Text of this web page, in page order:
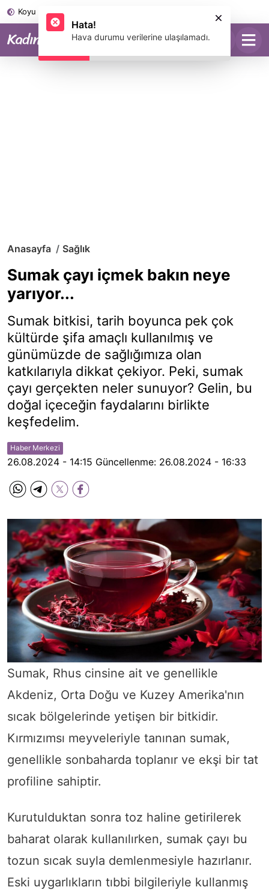
Koyu Mod
Anasayfa Sağlık
Sumak çayı içmek bakın neye
yarıyor...
Sumak bitkisi, tarih boyunca pek çok
kültürde şifa amaçlı kullanılmış ve
günümüzde de sağlığımıza olan
katkılarıyla dikkat çekiyor. Peki, sumak
çayı gerçekten neler sunuyor? Gelin, bu
doğal içeceğin faydalarını birlikte
keşfedelim.
Haber Merkezi
26.08.2024 - 14:15 Güncellenme: 26.08.2024 - 16:33
Sumak, Rhus cinsine ait ve genellikle
Akdeniz, Orta Doğu ve Kuzey Amerika'nın
sıcak bölgelerinde yetişen bir bitkidir.
Kırmızımsı meyveleriyle tanınan sumak,
genellikle sonbaharda toplanır ve ekşi bir tat
profiline sahiptir.
Kurutulduktan sonra toz haline getirilerek
baharat olarak kullanılırken, sumak çayı bu
tozun sıcak suyla demlenmesiyle hazırlanır.
Eski uygarlıkların tıbbi bilgileriyle kullanmış
Hata!
Hava durumu verilerine ulaşılamadı.